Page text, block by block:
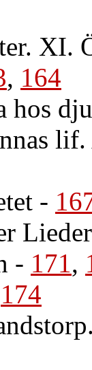
XI.
, 164
hos
-
- 171,
174